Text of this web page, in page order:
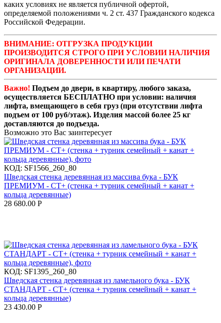
каких условиях не является публичной офертой,
определяемой положениями ч. 2 ст. 437 Гражданского кодекса
Российской Федерации.
ВНИМАНИЕ: ОТГРУЗКА ПРОДУКЦИИ
ПРОИЗВОДИТСЯ СТРОГО ПРИ УСЛОВИИ НАЛИЧИЯ
ОРИГИНАЛА ДОВЕРЕННОСТИ ИЛИ ПЕЧАТИ
ОРГАНИЗАЦИИ.
Важно! Подъем до двери, в квартиру, любого заказа,
осуществляется БЕСПЛАТНО при условии: наличия
лифта, вмещающего в себя груз (при отсутствии лифта
подъем от 100 руб/этаж). Изделия массой более 25 кг
доставляются до подъезда.
Возможно это Вас заинтересует
КОД: SF1566_260_80
Шведская стенка деревянная из массива бука - БУК
ПРЕМИУМ - СТ+ (стенка + турник семейный + канат +
кольца деревянные)
28 680.00 Р
КОД: SF1395_260_80
Шведская стенка деревянная из ламельного бука - БУК
СТАНДАРТ - СТ+ (стенка + турник семейный + канат +
кольца деревянные)
23 430.00 Р